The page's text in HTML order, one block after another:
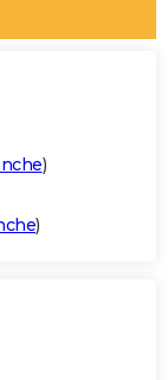
)
)